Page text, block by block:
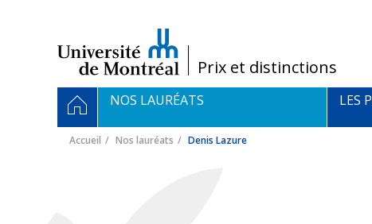
/Prix et distinctions
Navigation
principale
ACCUEIL
NOS LAURÉATS LES
Accueil Nos lauréats Denis Lazure